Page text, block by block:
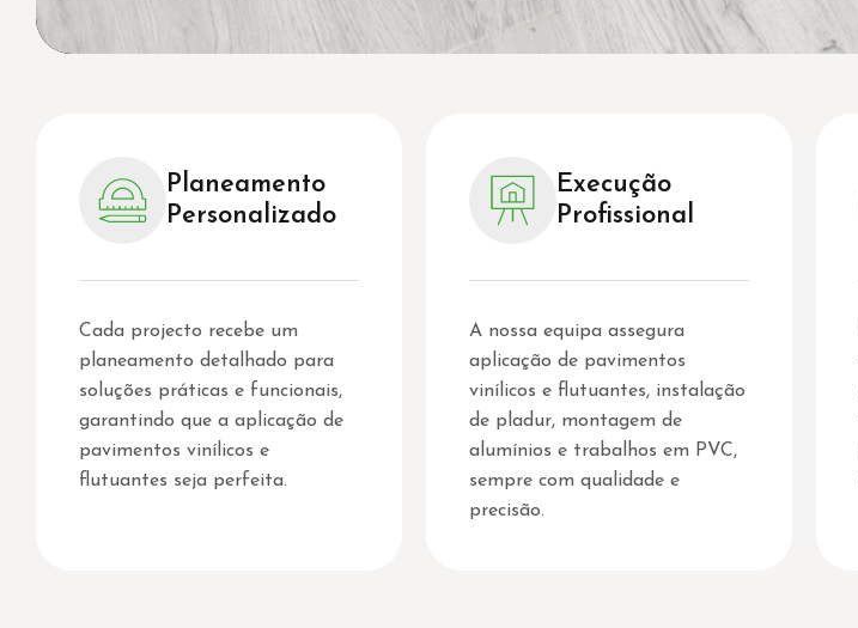
Planeamento
Personalizado
Cada projecto recebe um
planeamento detalhado para
soluções práticas e funcionais,
garantindo que a aplicação de
pavimentos vinílicos e
flutuantes seja perfeita.
Execução
Profissional
A nossa equipa assegura
aplicação de pavimentos
vinílicos e flutuantes, instalação
de pladur, montagem de
alumínios e trabalhos em PVC,
sempre com qualidade e
precisão.